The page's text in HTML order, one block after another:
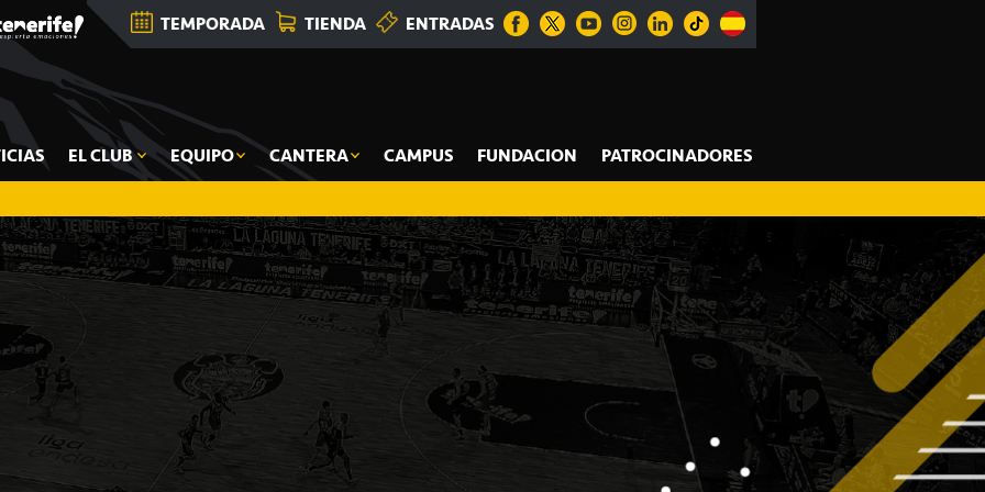
TEMPORADA TIENDA ENTRADAS
EL CLUB EQUIPO CANTERA CAMPUS FUNDACION PATROCINADORES